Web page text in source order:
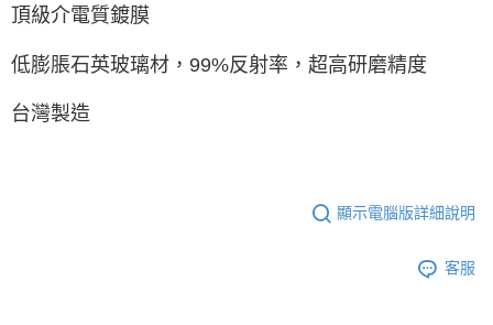
頂級介電質鍍膜
低膨脹石英玻璃材，99%反射率，超高研磨精度
台灣製造
顯示電腦版詳細說明
客服